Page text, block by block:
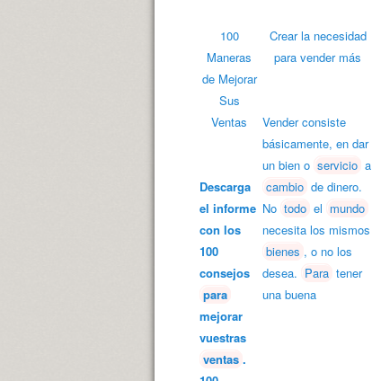
100
Maneras
de Mejorar
Sus
Ventas
Descarga
el informe
con los
100
consejos
para
mejorar
vuestras
ventas .
Crear la necesidad
para vender más
Vender consiste
básicamente, en dar
un bien o servicio a
cambio de dinero.
No todo el mundo
necesita los mismos
bienes , o no los
desea. Para tener
una buena